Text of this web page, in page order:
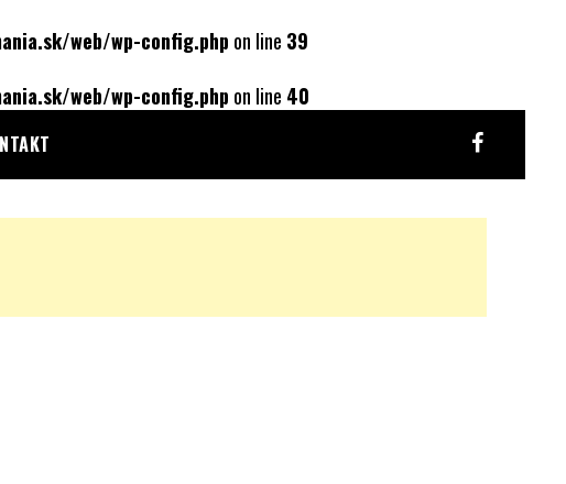
web/wp-config.php on line 39
web/wp-config.php on line 40